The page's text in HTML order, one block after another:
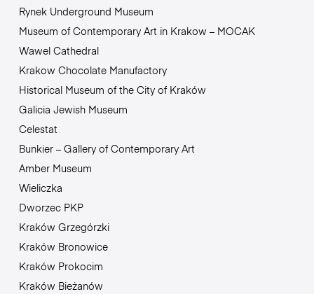
Rynek Underground Museum
Museum of Contemporary Art in Krakow – MOCAK
Wawel Cathedral
Krakow Chocolate Manufactory
Historical Museum of the City of Kraków
Galicia Jewish Museum
Celestat
Bunkier – Gallery of Contemporary Art
Amber Museum
Wieliczka
Dworzec PKP
Kraków Grzegórzki
Kraków Bronowice
Kraków Prokocim
Kraków Bieżanów